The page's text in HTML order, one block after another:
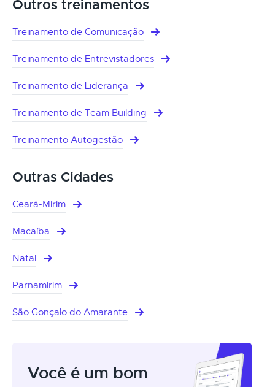
Outros treinamentos
Treinamento de Comunicação
Treinamento de Entrevistadores
Treinamento de Liderança
Treinamento de Team Building
Treinamento Autogestão
Outras Cidades
Ceará-Mirim
Macaíba
Natal
Parnamirim
São Gonçalo do Amarante
Você é um bom